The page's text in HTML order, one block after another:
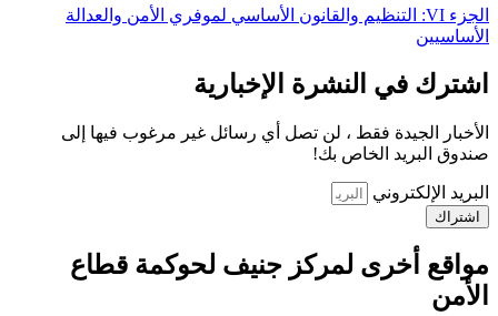
الجزء VI: التنظيم والقانون الأساسي لموفري الأمن والعدالة
الأساسيين
اشترك في النشرة الإخبارية
الأخبار الجيدة فقط ، لن تصل أي رسائل غير مرغوب فيها إلى
صندوق البريد الخاص بك!
البريد الإلكتروني
اشتراك
مواقع أخرى لمركز جنيف لحوكمة قطاع
الأمن